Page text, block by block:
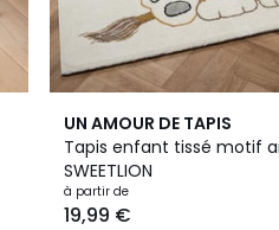
UN AMOUR DE TAPIS
Tapis enfant tissé motif
SWEETLION
à partir de
19,99 €